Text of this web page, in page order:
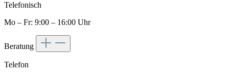
Telefonisch
Mo – Fr: 9:00 – 16:00 Uhr
Beratung
Telefon